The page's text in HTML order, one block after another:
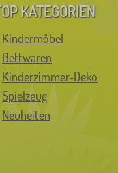
KATEGORIEN
Kindermöbel
Bettwaren
Kinderzimmer-Deko
Spielzeug
Neuheiten